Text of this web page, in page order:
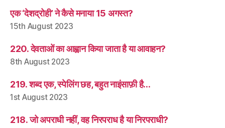
एक ‘देशद्रोही’ ने कैसे मनाया 15 अगस्त?
15th August 2023
220. देवताओं का आह्वान किया जाता है या आवाहन?
8th August 2023
219. शब्द एक, स्पेलिंग छह, बहुत नाइंसाफ़ी है…
1st August 2023
218. जो अपराधी नहीं, वह निरपराध है या निरपराधी?